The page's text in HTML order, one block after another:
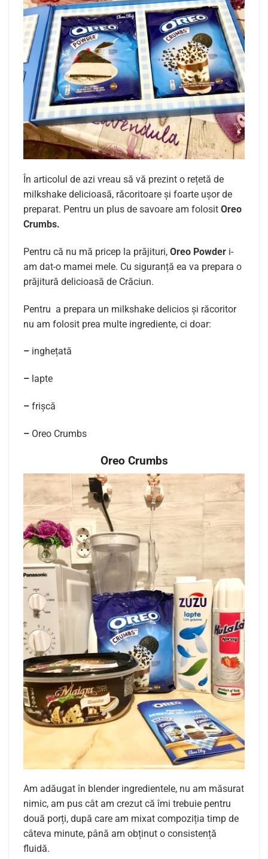
În articolul de azi vreau să vă prezint o rețetă de
milkshake delicioasă, răcoritoare și foarte ușor de
preparat. Pentru un plus de savoare am folosit Oreo
Crumbs.
Pentru că nu mă pricep la prăjituri, Oreo Powder i-
am dat-o mamei mele. Cu siguranță ea va prepara o
prăjitură delicioasă de Crăciun.
Pentru a prepara un milkshake delicios și răcoritor
nu am folosit prea multe ingrediente, ci doar:
– inghețată
– lapte
– frișcă
– Oreo Crumbs
Oreo Crumbs
Am adăugat în blender ingredientele, nu am măsurat
nimic, am pus cât am crezut că îmi trebuie pentru
două porți, după care am mixat compoziția timp de
câteva minute, până am obținut o consistență
fluidă.